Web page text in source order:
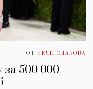
ОТ НЕЛИ СЛАВОВА
500 000